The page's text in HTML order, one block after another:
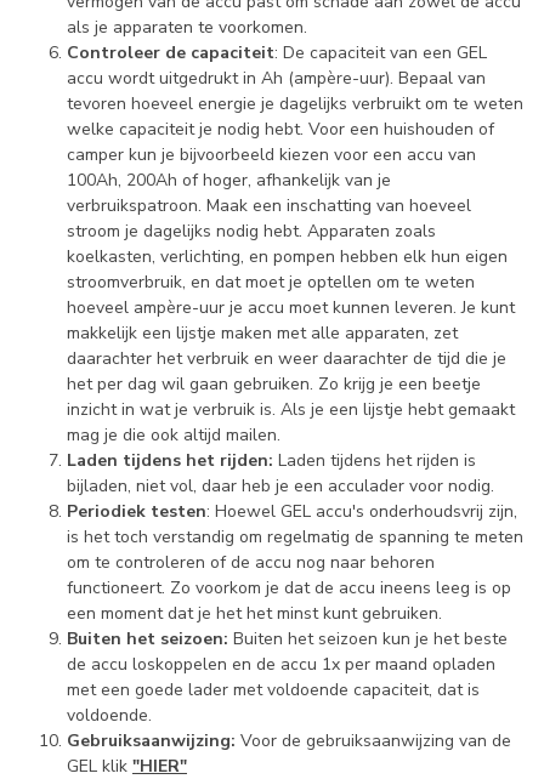
als je apparaten te voorkomen.
Controleer de capaciteit: De capaciteit van een GEL
accu wordt uitgedrukt in Ah (ampère-uur). Bepaal van
tevoren hoeveel energie je dagelijks verbruikt om te weten
welke capaciteit je nodig hebt. Voor een huishouden of
camper kun je bijvoorbeeld kiezen voor een accu van
100Ah, 200Ah of hoger, afhankelijk van je
verbruikspatroon. Maak een inschatting van hoeveel
stroom je dagelijks nodig hebt. Apparaten zoals
koelkasten, verlichting, en pompen hebben elk hun eigen
stroomverbruik, en dat moet je optellen om te weten
hoeveel ampère-uur je accu moet kunnen leveren. Je kunt
makkelijk een lijstje maken met alle apparaten, zet
daarachter het verbruik en weer daarachter de tijd die je
het per dag wil gaan gebruiken. Zo krijg je een beetje
inzicht in wat je verbruik is. Als je een lijstje hebt gemaakt
mag je die ook altijd mailen.
Laden tijdens het rijden: Laden tijdens het rijden is
bijladen, niet vol, daar heb je een acculader voor nodig.
Periodiek testen: Hoewel GEL accu's onderhoudsvrij zijn,
is het toch verstandig om regelmatig de spanning te meten
om te controleren of de accu nog naar behoren
functioneert. Zo voorkom je dat de accu ineens leeg is op
een moment dat je het het minst kunt gebruiken.
Buiten het seizoen: Buiten het seizoen kun je het beste
de accu loskoppelen en de accu 1x per maand opladen
met een goede lader met voldoende capaciteit, dat is
voldoende.
Gebruiksaanwijzing: Voor de gebruiksaanwijzing van de
GEL klik "HIER"